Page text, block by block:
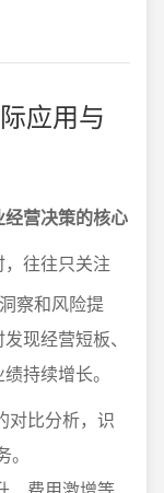
应用与
营决策的核心
往往只关注
察和风险提
现经营短板、
持续增长。
对比分析，识